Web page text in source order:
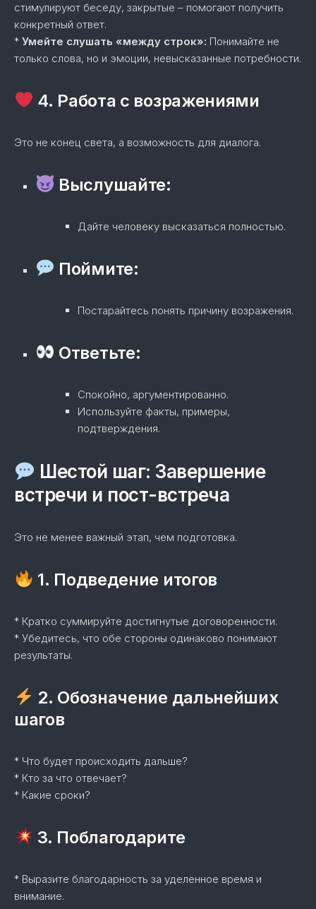
стимулируют беседу, закрытые – помогают получить
конкретный ответ.
* Умейте слушать «между строк»: Понимайте не
только слова, но и эмоции, невысказанные потребности.
4. Работа с возражениями
Это не конец света, а возможность для диалога.
Выслушайте:
Дайте человеку высказаться полностью.
Поймите:
Постарайтесь понять причину возражения.
Ответьте:
Спокойно, аргументированно.
Используйте факты, примеры,
подтверждения.
Шестой шаг: Завершение
встречи и пост-встреча
Это не менее важный этап, чем подготовка.
1. Подведение итогов
* Кратко суммируйте достигнутые договоренности.
* Убедитесь, что обе стороны одинаково понимают
результаты.
2. Обозначение дальнейших
шагов
* Что будет происходить дальше?
* Кто за что отвечает?
* Какие сроки?
3. Поблагодарите
* Выразите благодарность за уделенное время и
внимание.